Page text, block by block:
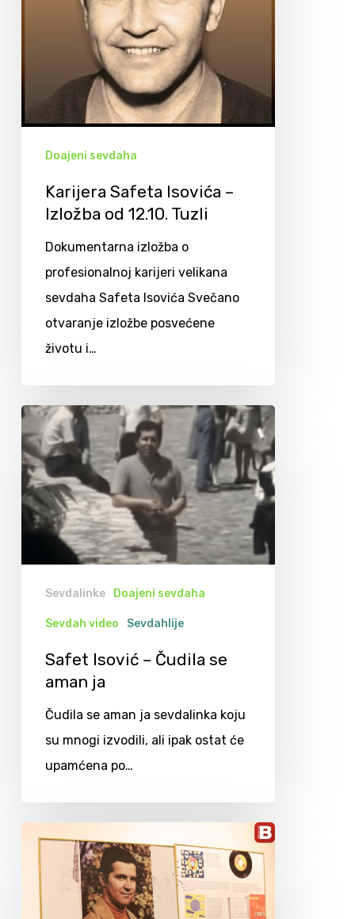
Doajeni sevdaha
Karijera Safeta Isovića –
Izložba od 12.10. Tuzli
Dokumentarna izložba o
profesionalnoj karijeri velikana
sevdaha Safeta Isovića Svečano
otvaranje izložbe posvećene
životu i…
Sevdalinke Doajeni sevdaha
Sevdah video Sevdahlije
Safet Isović – Čudila se
aman ja
Čudila se aman ja sevdalinka koju
su mnogi izvodili, ali ipak ostat će
upamćena po…